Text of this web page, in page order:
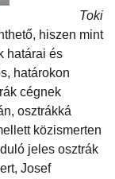
Toki
hiszen mint
határai és
határokon
cégnek
osztrákká
közismerten
jeles osztrák
Josef